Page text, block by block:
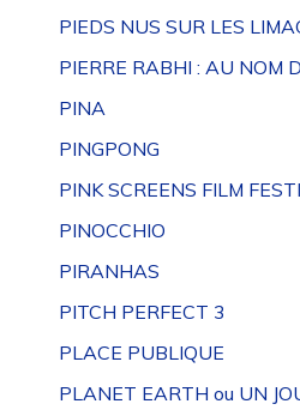
PIEDS NUS SUR LES
PIERRE RABHI : AU NOM
PINA
PINGPONG
PINK SCREENS FILM
PINOCCHIO
PIRANHAS
PITCH PERFECT 3
PLACE PUBLIQUE
PLANET EARTH ou UN